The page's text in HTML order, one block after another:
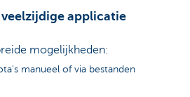
applicatie
mogelijkheden:
manueel of via bestanden